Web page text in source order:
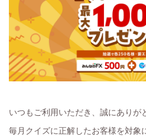
いつもご利用いただき、誠にありが
毎月クイズに正解したお客様を対象